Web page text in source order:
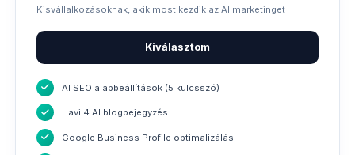
Kisvállalkozásoknak, akik most kezdik az AI marketinget
Kiválasztom
AI SEO alapbeállítások (5 kulcsszó)
Havi 4 AI blogbejegyzés
Google Business Profile optimalizálás